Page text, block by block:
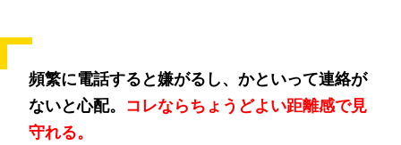
頻繁に電話すると嫌がるし、かといって連絡が
ないと心配。 コレならちょうどよい距離感で見
守れる。